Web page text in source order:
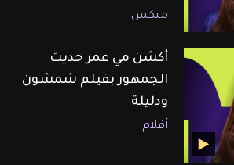
ميكس
أكشن مي عمر حديث
الجمهور بفيلم شمشون
ودليلة
أفلام